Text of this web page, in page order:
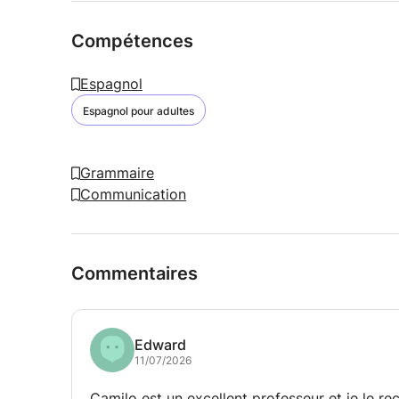
Compétences
Espagnol
Espagnol pour adultes
Grammaire
Communication
Commentaires
Edward
11/07/2026